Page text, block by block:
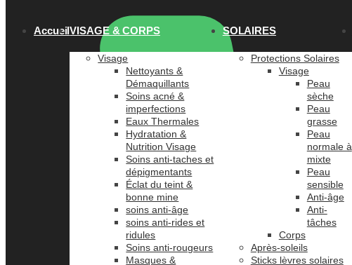
AccueilVISAGE & CORPS
Visage
Nettoyants &
Démaquillants
Soins acné &
imperfections
Eaux Thermales
Hydratation &
Nutrition Visage
Soins anti-taches et
dépigmentants
Éclat du teint &
bonne mine
soins anti-âge
soins anti-rides et
ridules
Soins anti-rougeurs
Masques &
SOLAIRES
Protections Solaires
Visage
Peau
sèche
Peau
grasse
Peau
normale à
mixte
Peau
sensible
Anti-âge
Anti-
tâches
Corps
Après-soleils
Sticks lèvres solaires